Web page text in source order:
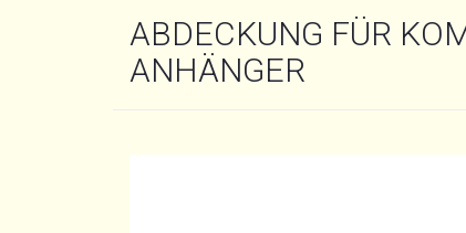
ABDECKUNG FÜR
ANHÄNGER